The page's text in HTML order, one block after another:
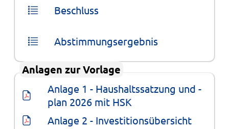
Beschluss
Abstimmungsergebnis
Anlagen zur Vorlage
Anlage 1 - Haushaltssatzung und -
plan 2026 mit HSK
Anlage 2 - Investitionsübersicht